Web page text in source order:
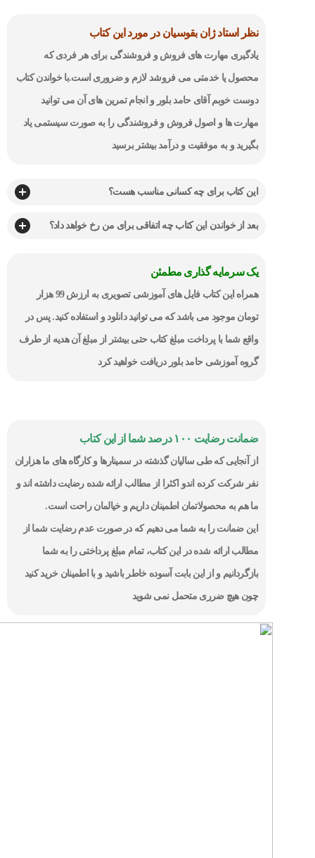
نظر استاد ژان بقوسیان در مورد این کتاب
یادگیری مهارت های فروش و فروشندگی برای هر فردی که
محصول یا خدمتی می فروشد لازم و ضروری است.با خواندن کتاب
دوست خوبم آقای حامد بلور و انجام تمرین های آن می توانید
مهارت ها و اصول فروش و فروشندگی را به صورت سیستمی یاد
بگیرید و به موفقیت و درآمد بیشتر برسید
این کتاب برای چه کسانی مناسب هست؟
بعد از خواندن این کتاب چه اتفاقی برای من رخ خواهد داد؟
یک سرمایه گذاری مطمئن
همراه این کتاب فایل های آموزشی تصویری به ارزش 99 هزار
تومان موجود می باشد که می توانید دانلود و استفاده کنید. پس در
واقع شما با پرداخت مبلغ کتاب حتی بیشتر از مبلغ آن هدیه از طرف
گروه آموزشی حامد بلور دریافت خواهید کرد
ضمانت رضایت ۱۰۰ درصد شما از این کتاب
از آنجایی که طی سالیان گذشته در سمینارها و کارگاه های ما هزاران
نفر شرکت کرده اندو اکثرا از مطالب ارائه شده رضایت داشته اند و
ما هم به محصولاتمان اطمینان داریم و خیالمان راحت است.
این ضمانت را به شما می دهیم که در صورت عدم رضایت شما از
مطالب ارائه شده در این کتاب، تمام مبلغ پرداختی را به شما
بازگردانیم و از این بابت آسوده خاطر باشید و با اطمینان خرید کنید
چون هیچ ضرری متحمل نمی شوید